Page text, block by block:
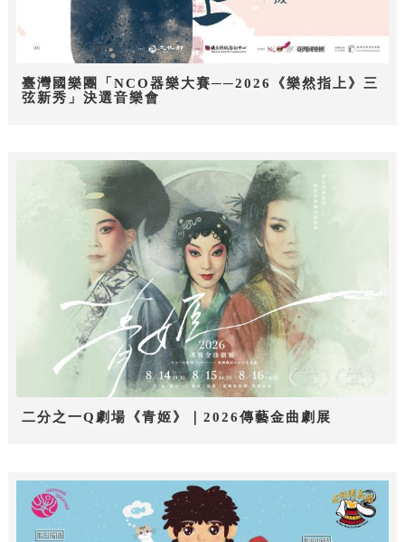
臺灣國樂團「NCO器樂大賽──2026《樂然指上》三
弦新秀」決選音樂會
二分之一Q劇場《青姬》｜2026傳藝金曲劇展